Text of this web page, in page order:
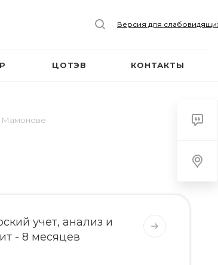
Версия для
ЦОТЭВ КОНТАКТЫ
Мамонове
учет, анализ и
- 8 месяцев